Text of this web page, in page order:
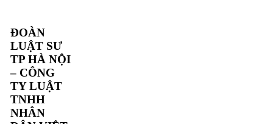
ĐOÀN
LUẬT SƯ
TP HÀ NỘI
– CÔNG
TY LUẬT
TNHH
NHÂN